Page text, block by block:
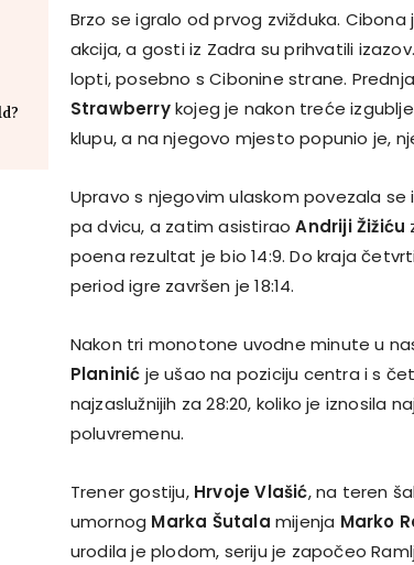
Brzo se igralo od prvog zvižduka.
akcija, a gosti iz Zadra su prihvatili
lopti, posebno s Cibonine strane.
Strawberrykojeg je nakon treće
klupu, a na njegovo mjesto popunio je,
Upravo s njegovim ulaskom povezala
pa dvicu, a zatim asistiraoAndriji Žižiću
poena rezultat je bio 14:9. Do kraja
period igre završen je 18:14.
Nakon tri monotone uvodne minute u
Planinić je ušao na poziciju centra i s
najzaslužnijih za 28:20, koliko je iznosila
poluvremenu.
Trener gostiju, Hrvoje Vlašić, na teren
umornog Marka Šutala mijenja Marko
urodila je plodom, seriju je započeo